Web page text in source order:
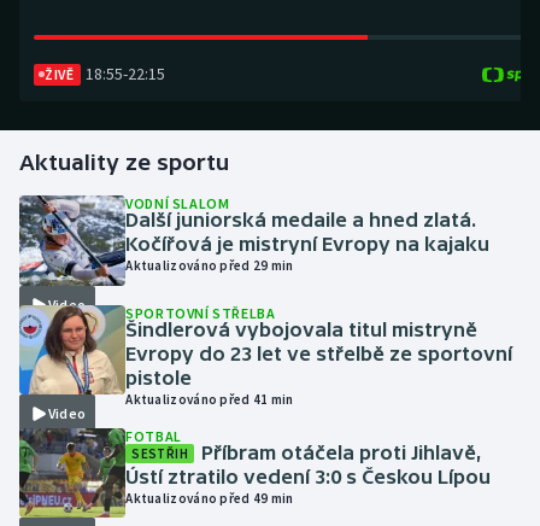
Florbal
Golf
Gymnastika
Házená
Jezdectví
Judo
Krasobruslení
Lezení
ŽIVĚ 18:55-22:15
Aktuality ze sportu
Video
VODNÍ SLALOM
Další juniorská medaile a hned zlatá.
Kočířová je mistryní Evropy na kajaku
Aktualizováno před 29 min
Video
SPORTOVNÍ STŘELBA
Šindlerová vybojovala titul mistryně
Evropy do 23 let ve střelbě ze sportovní
pistole
Aktualizováno před 41 min
FOTBAL
SESTŘIH
Příbram otáčela proti Jihlavě,
Ústí ztratilo vedení 3:0 s Českou Lípou
Aktualizováno před 49 min